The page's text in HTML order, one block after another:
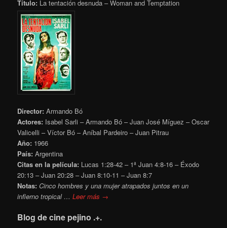
Título: La tentación desnuda – Woman and Temptation
Director: Armando Bó
Actores: Isabel Sarli – Armando Bó – Juan José Míguez – Oscar
Valicelli – Víctor Bó – Aníbal Pardeiro – Juan Pitrau
Año: 1966
País: Argentina
Citas en la película: Lucas 1:28-42 – 1ª Juan 4:8-16 – Éxodo
20:13 – Juan 20:28 – Juan 8:10-11 – Juan 8:7
Notas: Cinco hombres y una mujer atrapados juntos en un
infierno tropical …Leer más →
Blog de cine pejino .+.